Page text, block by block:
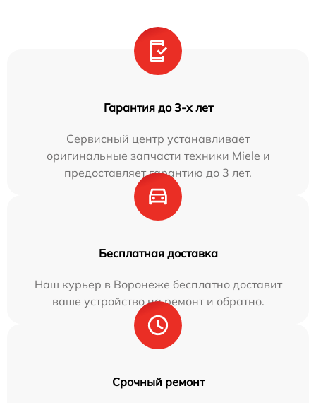
Гарантия до 3-х лет
Сервисный центр устанавливает
оригинальные запчасти техники Miele и
предоставляет гарантию до 3 лет.
Бесплатная доставка
Наш курьер в Воронеже бесплатно доставит
ваше устройство на ремонт и обратно.
Срочный ремонт